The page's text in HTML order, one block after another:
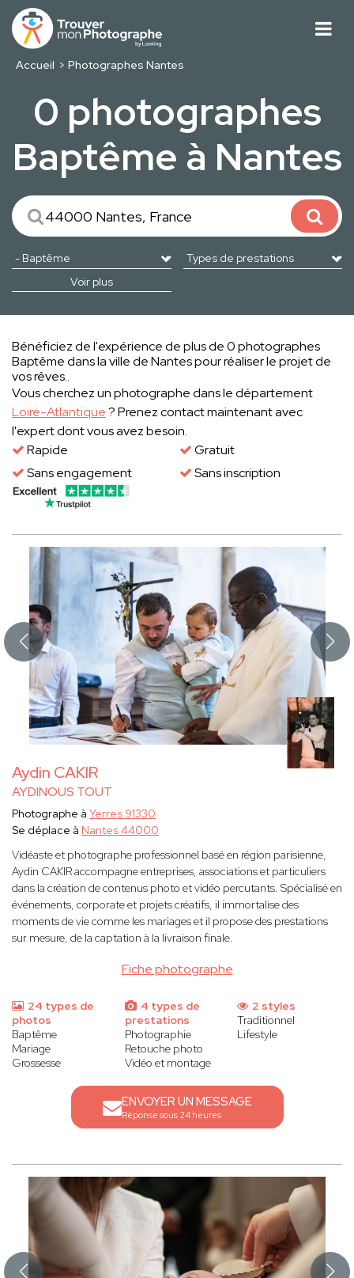
Accueil Photographes Nantes
0 photographes
Baptême à Nantes
Voir plus
Bénéficiez de l'expérience de plus de 0 photographes
Baptême dans la ville de Nantes pour réaliser le projet de
vos rêves..
Vous cherchez un photographe dans le département
Loire-Atlantique? Prenez contact maintenant avec
l'expert dont vous avez besoin.
Rapide
Gratuit
Sans engagement
Sans inscription
Aydin CAKIR
AYDINOUS TOUT
Fiche photographe
Photographe à Yerres 91330
Se déplace à Nantes 44000
Vidéaste et photographe professionnel basé en région parisienne,
Aydin CAKIR accompagne entreprises, associations et particuliers
dans la création de contenus photo et vidéo percutants. Spécialisé en
événements, corporate et projets créatifs, il immortalise des
moments de vie comme les mariages et il propose des prestations
sur mesure, de la captation à la livraison finale.
24 types de
photos
Baptême
Mariage
Grossesse
4 types de
prestations
Photographie
Retouche photo
Vidéo et montage
2 styles
Traditionnel
Lifestyle
ENVOYER UN MESSAGE
Réponse sous 24 heures